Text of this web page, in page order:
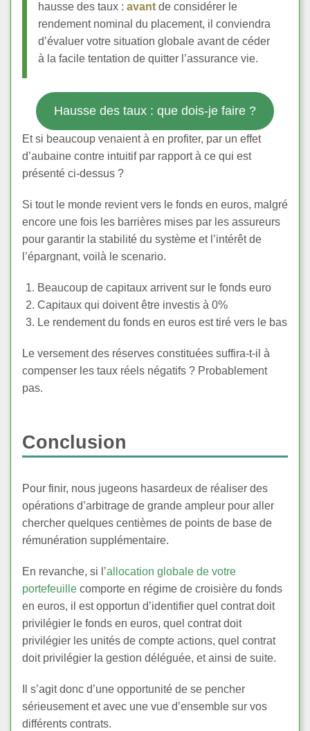
hausse des taux : avant de considérer le
rendement nominal du placement, il conviendra
d’évaluer votre situation globale avant de céder
à la facile tentation de quitter l’assurance vie.
Hausse des taux : que dois-je faire ?
Et si beaucoup venaient à en profiter, par un effet
d’aubaine contre intuitif par rapport à ce qui est
présenté ci-dessus ?
Si tout le monde revient vers le fonds en euros, malgré
encore une fois les barrières mises par les assureurs
pour garantir la stabilité du système et l’intérêt de
l’épargnant, voilà le scenario.
Beaucoup de capitaux arrivent sur le fonds euro
Capitaux qui doivent être investis à 0%
Le rendement du fonds en euros est tiré vers le bas
Le versement des réserves constituées suffira-t-il à
compenser les taux réels négatifs ? Probablement
pas.
Conclusion
Pour finir, nous jugeons hasardeux de réaliser des
opérations d’arbitrage de grande ampleur pour aller
chercher quelques centièmes de points de base de
rémunération supplémentaire.
En revanche, si l’allocation globale de votre
portefeuille comporte en régime de croisière du fonds
en euros, il est opportun d’identifier quel contrat doit
privilégier le fonds en euros, quel contrat doit
privilégier les unités de compte actions, quel contrat
doit privilégier la gestion déléguée, et ainsi de suite.
Il s’agit donc d’une opportunité de se pencher
sérieusement et avec une vue d’ensemble sur vos
différents contrats.